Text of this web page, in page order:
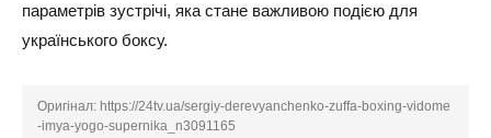
параметрів зустрічі, яка стане важливою подією для
українського боксу.
Оригінал: https://24tv.ua/sergiy-derevyanchenko-zuffa-boxing-vidome
-imya-yogo-supernika_n3091165